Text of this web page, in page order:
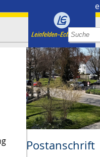
Presse
Postanschrift